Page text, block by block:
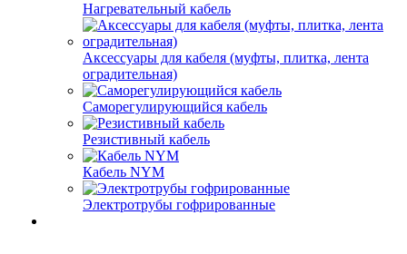
Нагревательный кабель
Аксессуары для кабеля (муфты, плитка, лента
оградительная)
Саморегулирующийся кабель
Резистивный кабель
Кабель NYM
Электротрубы гофрированные